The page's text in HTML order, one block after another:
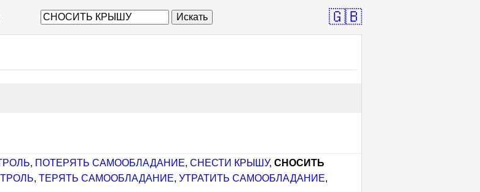
Искать 🇬🇧
, ПОТЕРЯТЬ САМООБЛАДАНИЕ, СНЕСТИ КРЫШУ, СНОСИТЬ
,ТЕРЯТЬ САМООБЛАДАНИЕ,УТРАТИТЬ САМООБЛАДАНИЕ,